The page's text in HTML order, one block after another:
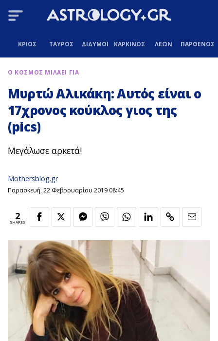
ΚΡΙΟΣ ΤΑΥΡΟΣ ΔΙΔΥΜΟΙ ΚΑΡΚΙΝΟΣ ΛΕΩΝ ΠΑΡΘΕΝΟΣ
Ο ΚΟΣΜΟΣ ΜΙΛΑΕΙ ΓΙΑ
Μυρτώ Αλικάκη: Αυτός είναι ο
17χρονος κούκλος γιος της
(pics)
Μεγάλωσε αρκετά!
Mothersblog.gr
Παρασκευή, 22 Φεβρουαρίου 2019 08:45
2
SHARES